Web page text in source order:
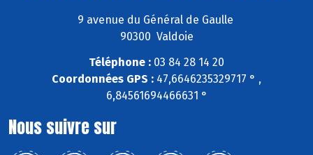
9 avenue du Général de Gaulle
90300 Valdoie
Téléphone : 03 84 28 14 20
Coordonnées GPS : 47,6646235329717 ° ,
6,84561694466631 °
Nous suivre sur